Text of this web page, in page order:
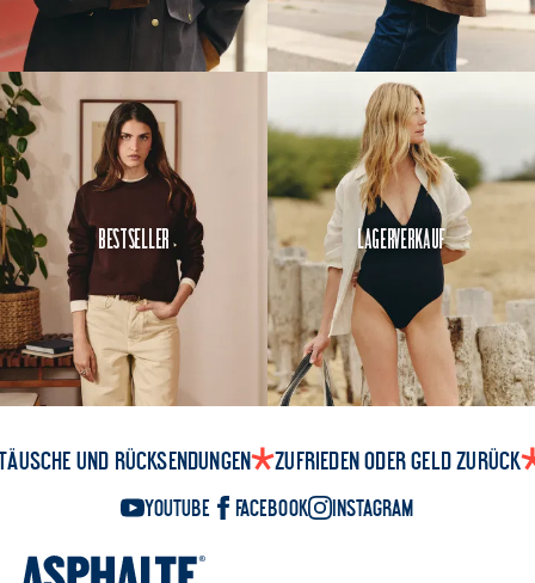
Bestseller Lagerverkauf
und Rücksendungen Zufrieden oder Geld zurück
YouTube Facebook Instagram